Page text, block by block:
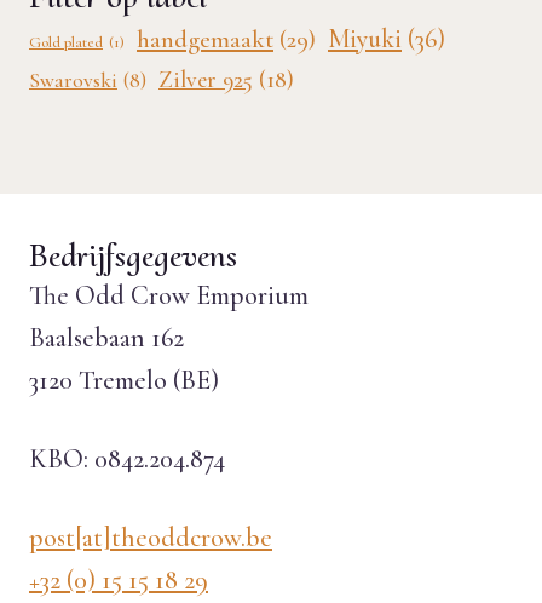
Gold plated (1) handgemaakt (29) Miyuki (36)
Swarovski (8) Zilver 925 (18)
Bedrijfsgegevens
The Odd Crow Emporium
Baalsebaan 162
3120 Tremelo (BE)
KBO: 0842.204.874
post[at]theoddcrow.be
+32 (0) 15 15 18 29